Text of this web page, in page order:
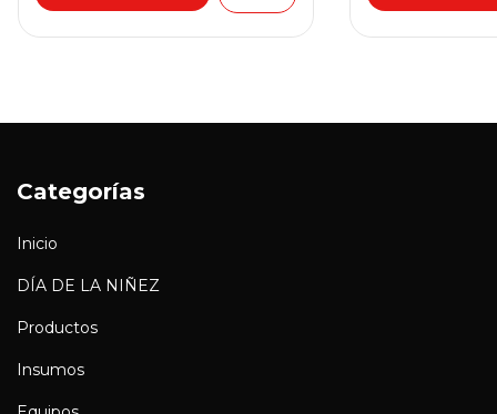
Categorías
Inicio
DÍA DE LA NIÑEZ
Productos
Insumos